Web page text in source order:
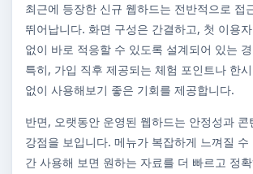
최근에 등장한 신규 웹하드는 전반적으로 접
뛰어납니다. 화면 구성은 간결하고, 첫 이용
없이 바로 적응할 수 있도록 설계되어 있는
특히, 가입 직후 제공되는 체험 포인트나 한
없이 사용해보기 좋은 기회를 제공합니다.
반면, 오랫동안 운영된 웹하드는 안정성과 콘
강점을 보입니다. 메뉴가 복잡하게 느껴질 수
간 사용해 보면 원하는 자료를 더 빠르고 정